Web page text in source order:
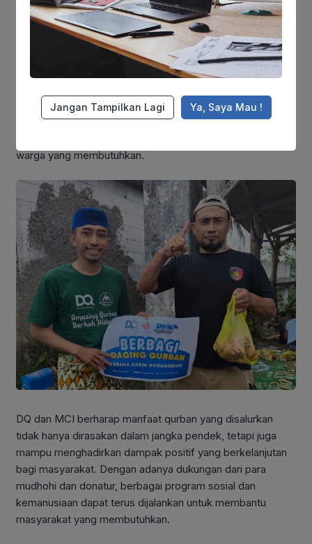
dukungan yang lebih luas, baik dalam aspek sosial maupun
spiritual.
Melalui pendekatan yang melibatkan masyarakat
setempat, program qurban di Dusun Banaran mampu
kekeluargaan. Tokoh masyarakat yang turut terlibat dalam
kegiatan ini membantu memastikan bahwa distribusi
warga yang membutuhkan.
DQ dan MCI berharap manfaat qurban yang disalurkan
tidak hanya dirasakan dalam jangka pendek, tetapi juga
mampu menghadirkan dampak positif yang berkelanjutan
bagi masyarakat. Dengan adanya dukungan dari para
mudhohi dan donatur, berbagai program sosial dan
kemanusiaan dapat terus dijalankan untuk membantu
masyarakat yang membutuhkan.
Jangan Tampilkan Lagi Ya, Saya Mau !